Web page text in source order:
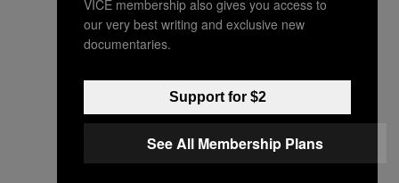
VICE membership also gives you access to
our very best writing and exclusive new
documentaries.
Support for $2
See All Membership Plans